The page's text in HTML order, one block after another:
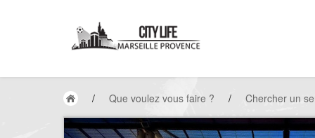
/ Que voulez vous faire ? / Chercher un